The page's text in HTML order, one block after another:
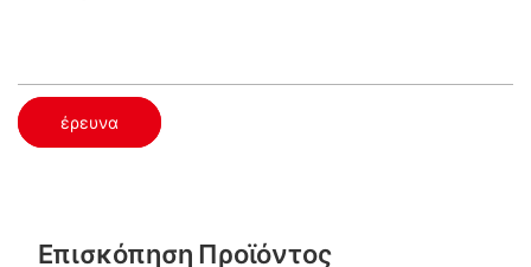
έρευνα
Επισκόπηση Προϊόντος